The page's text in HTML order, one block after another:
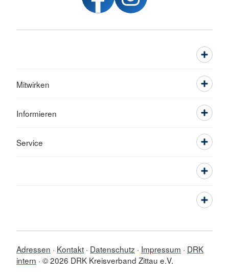
Mitwirken
Informieren
Service
Adressen Kontakt Datenschutz Impressum
DRK
intern © 2026 DRK Kreisverband Zittau e.V.